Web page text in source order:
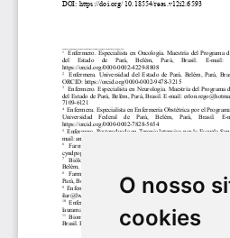
O nosso
cookies